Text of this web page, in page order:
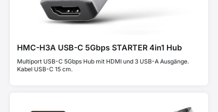
HMC-H3A USB-C 5Gbps STARTER 4in1 Hub
Multiport USB-C 5Gbps Hub mit HDMI und 3 USB-A Ausgänge.
Kabel USB-C 15 cm.